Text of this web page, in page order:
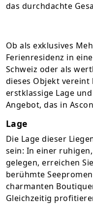
das durchdachte
Ob als exklusives
Ferienresidenz in
Schweiz oder als
dieses Objekt
erstklassige Lage
Angebot, das in
Lage
Die Lage dieser
sein: In einer
gelegen, erreichen
berühmte
charmanten
Gleichzeitig